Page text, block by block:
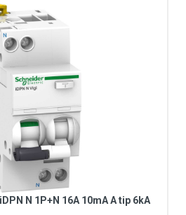
N 1P+N 16A 10mA A tip 6kA